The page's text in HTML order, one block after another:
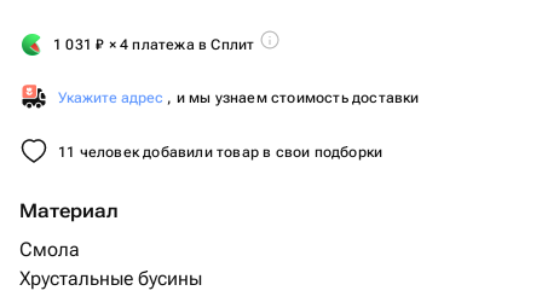
1 031₽ × 4 платежа в Сплит
Укажите адрес , и мы узнаем стоимость доставки
11 человек добавили товар в свои подборки
Материал
Смола
Хрустальные бусины